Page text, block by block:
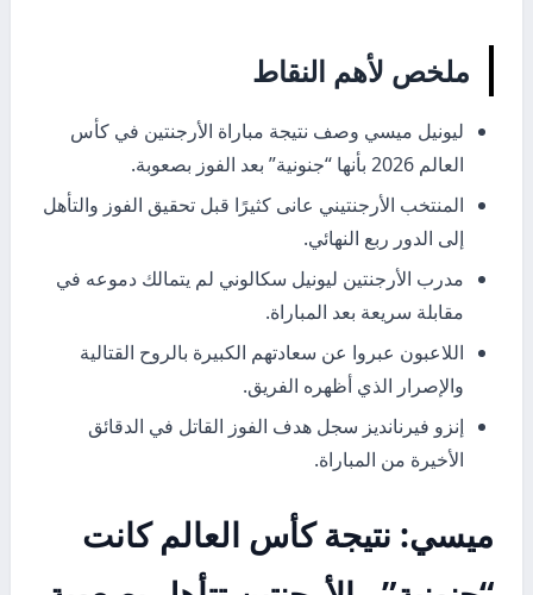
ملخص لأهم النقاط
ليونيل ميسي وصف نتيجة مباراة الأرجنتين في كأس
العالم 2026 بأنها “جنونية” بعد الفوز بصعوبة.
المنتخب الأرجنتيني عانى كثيرًا قبل تحقيق الفوز والتأهل
إلى الدور ربع النهائي.
مدرب الأرجنتين ليونيل سكالوني لم يتمالك دموعه في
مقابلة سريعة بعد المباراة.
اللاعبون عبروا عن سعادتهم الكبيرة بالروح القتالية
والإصرار الذي أظهره الفريق.
إنزو فيرنانديز سجل هدف الفوز القاتل في الدقائق
الأخيرة من المباراة.
ميسي: نتيجة كأس العالم كانت